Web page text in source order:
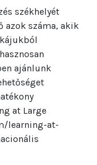
székhelyét
azok száma, akik
ajánlunk
at Large
learning-at-